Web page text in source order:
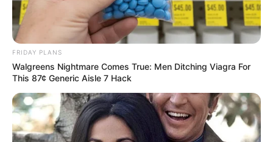
FRIDAY PLANS
Walgreens Nightmare Comes True: Men Ditching Viagra For
This 87¢ Generic Aisle 7 Hack